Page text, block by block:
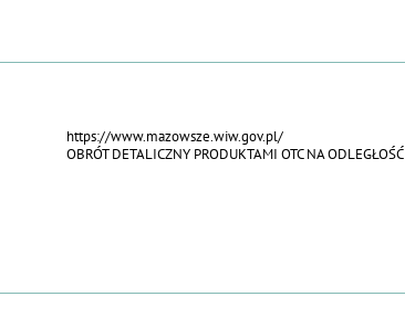
https://www.mazowsze.wiw.gov.pl/
OBRÓT DETALICZNY PRODUKTAMI OTC NA ODLEGŁOŚĆ